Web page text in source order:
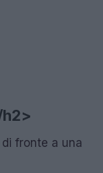
fronte a una